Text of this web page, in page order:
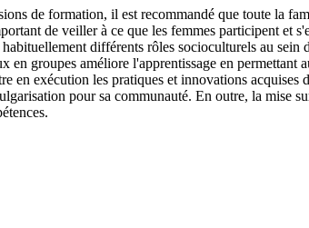
de formation, il est recommandé que toute la
de veiller à ce que les femmes participent et
différents rôles socioculturels au
groupes améliore l'apprentissage en permettant
en exécution les pratiques et innovations
pour sa communauté. En outre, la mise